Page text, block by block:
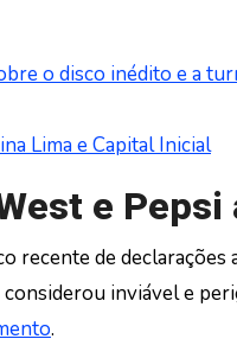
o disco inédito e a
Lima e Capital Inicial
e Pepsi
de declarações
inviável e
.